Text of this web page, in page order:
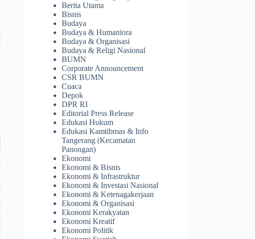
Berita Utama
Bisnis
Budaya
Budaya & Humaniora
Budaya & Organisasi
Budaya & Religi Nasional
BUMN
Corporate Announcement
CSR BUMN
Cuaca
Depok
DPR RI
Editorial Press Release
Edukasi Hukum
Edukasi Kamtibmas & Info
Tangerang (Kecamatan
Panongan)
Ekonomi
Ekonomi & Bisnis
Ekonomi & Infrastruktur
Ekonomi & Investasi Nasional
Ekonomi & Ketenagakerjaan
Ekonomi & Organisasi
Ekonomi Kerakyatan
Ekonomi Kreatif
Ekonomi Politik